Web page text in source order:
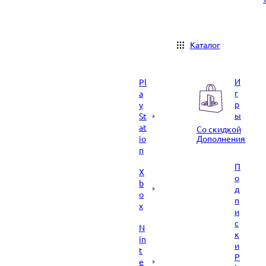
Каталог
Pl
a
y
St
at
io
n
X
b
o
x
N
in
t
e
И
г
р
ы
Со скидкой
Дополнения
П
о
д
п
и
с
к
и
P